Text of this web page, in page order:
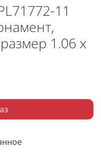
11
1.06 х